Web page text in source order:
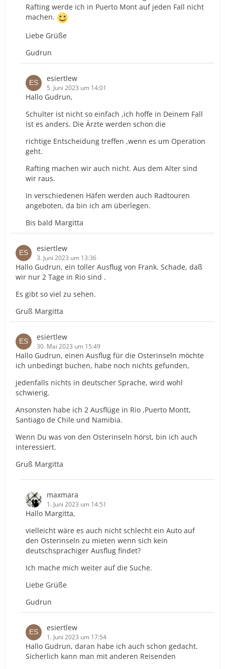
Rafting werde ich in Puerto Mont auf jeden Fall nicht
machen.
Liebe Grüße
Gudrun
esiertlew
5. Juni 2023 um 14:01
Hallo Gudrun,
Schulter ist nicht so einfach ,ich hoffe in Deinem Fall
ist es anders. Die Ärzte werden schon die
richtige Entscheidung treffen ,wenn es um Operation
geht.
Rafting machen wir auch nicht. Aus dem Alter sind
wir raus.
In verschiedenen Häfen werden auch Radtouren
angeboten, da bin ich am überlegen.
Bis bald Margitta
esiertlew
3. Juni 2023 um 13:36
Hallo Gudrun, ein toller Ausflug von Frank. Schade, daß
wir nur 2 Tage in Rio sind .
Es gibt so viel zu sehen.
Gruß Margitta
esiertlew
30. Mai 2023 um 15:49
Hallo Gudrun, einen Ausflug für die Osterinseln möchte
ich unbedingt buchen, habe noch nichts gefunden,
jedenfalls nichts in deutscher Sprache, wird wohl
schwierig.
Ansonsten habe ich 2 Ausflüge in Rio ,Puerto Montt,
Santiago de Chile und Namibia.
Wenn Du was von den Osterinseln hörst, bin ich auch
interessiert.
Gruß Margitta
maxmara
1. Juni 2023 um 14:51
Hallo Margitta,
vielleicht wäre es auch nicht schlecht ein Auto auf
den Osterinseln zu mieten wenn sich kein
deutschsprachiger Ausflug findet?
Ich mache mich weiter auf die Suche.
Liebe Grüße
Gudrun
esiertlew
1. Juni 2023 um 17:54
Hallo Gudrun, daran habe ich auch schon gedacht.
Sicherlich kann man mit anderen Reisenden